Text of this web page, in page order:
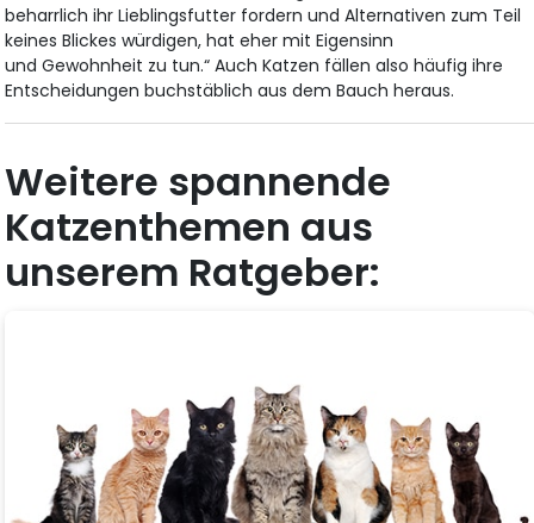
beharrlich ihr Lieblingsfutter fordern und Alternativen zum Teil
keines Blickes würdigen, hat eher mit Eigensinn
und Gewohnheit zu tun.“ Auch Katzen fällen also häufig ihre
Entscheidungen buchstäblich aus dem Bauch heraus.
Weitere spannende
Katzenthemen aus
unserem Ratgeber: